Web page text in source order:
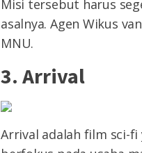
Misi tersebut harus
asalnya. Agen Wikus
MNU.
3. Arrival
Arrival adalah film sci-